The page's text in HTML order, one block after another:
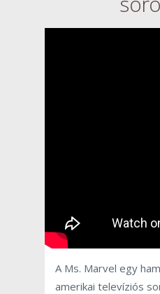
A Ms. Marvel egy
amerikai televíziós